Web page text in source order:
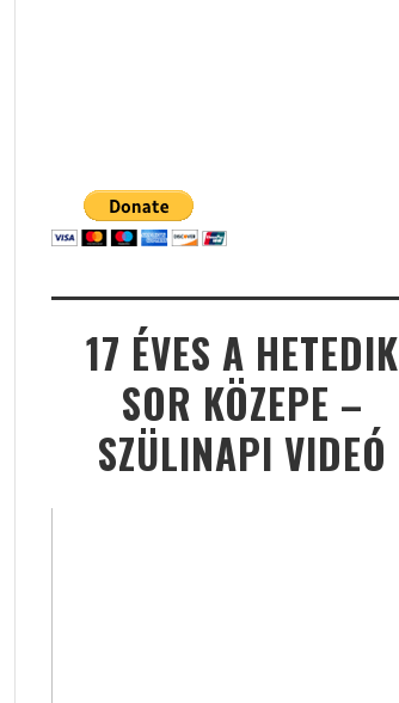
17 ÉVES A HETEDIK
SOR KÖZEPE –
SZÜLINAPI VIDEÓ